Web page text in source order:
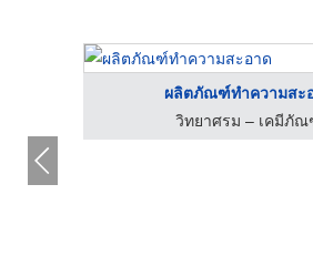
ผลิตภัณฑ์ทำความสะ
วิทยาศรม – เคมีภั